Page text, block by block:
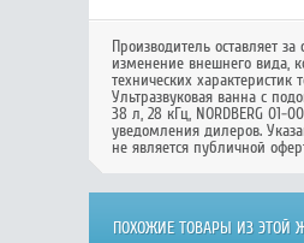
Производитель оставляет
изменение внешнего вида,
технических характеристик
Ультразвуковая ванна с
38 л, 28 кГц, NORDBERG 01-
уведомления дилеров.
не является публичной
ПОХОЖИЕ ТОВАРЫ ИЗ ЭТОЙ